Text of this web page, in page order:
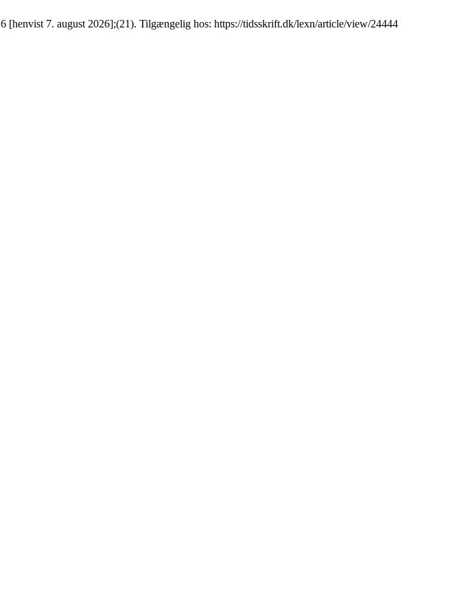
7. august 2026];(21). Tilgængelig hos: https://tidsskrift.dk/lexn/article/view/24444